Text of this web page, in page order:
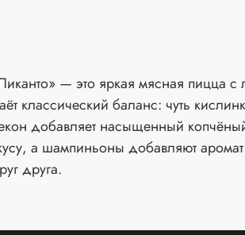
— это яркая мясная пицца
классический баланс: чуть
добавляет насыщенный
а шампиньоны добавляют
друга.